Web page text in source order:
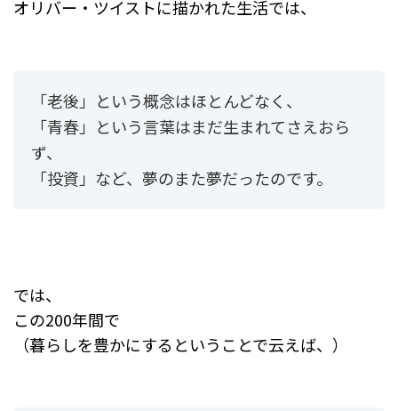
オリバー・ツイストに描かれた生活では、
「老後」という概念はほとんどなく、
「青春」という言葉はまだ生まれてさえおら
ず、
「投資」など、夢のまた夢だったのです。
では、
この200年間で
（暮らしを豊かにするということで云えば、）